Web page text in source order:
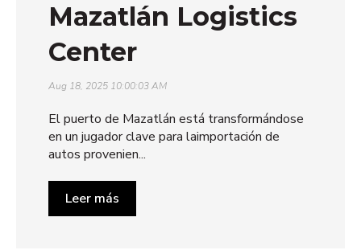
Mazatlán Logistics
Center
Aug 18, 2025 10:00:03 AM
El puerto de Mazatlán está transformándose
en un jugador clave para laimportación de
autos provenien...
Leer más